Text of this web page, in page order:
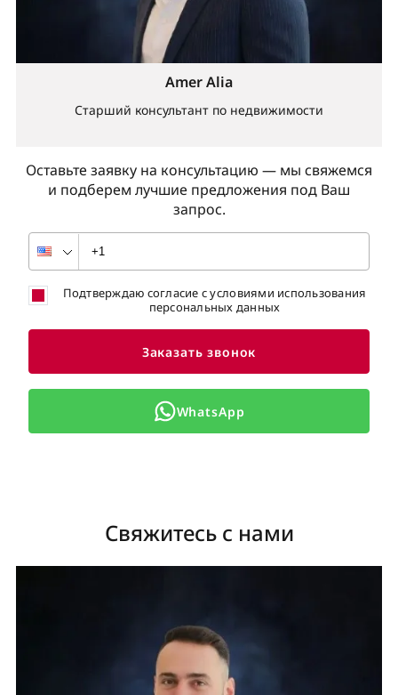
Оставьте заявку на консультацию — мы свяжемся
и подберем лучшие предложения под Ваш
запрос.
Amer Alia
Старший консультант по недвижимости
Подтверждаю согласие с условиями использования
персональных данных
Заказать звонок
WhatsApp
Свяжитесь с нами